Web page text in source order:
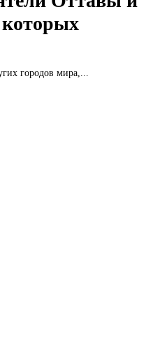
городов мира,...